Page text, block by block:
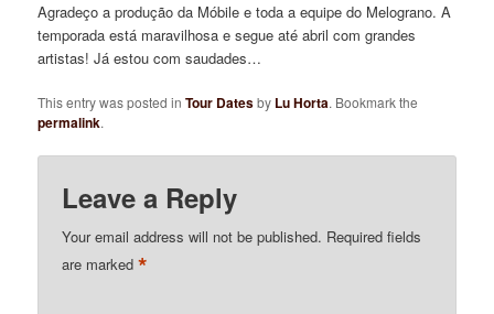
Agradeço a produção da Móbile e toda a equipe do Melograno. A
temporada está maravilhosa e segue até abril com grandes
artistas! Já estou com saudades…
This entry was posted inTour Datesby Lu Horta. Bookmark the
permalink.
Leave a Reply
Your email address will not be published. Required fields
are marked*